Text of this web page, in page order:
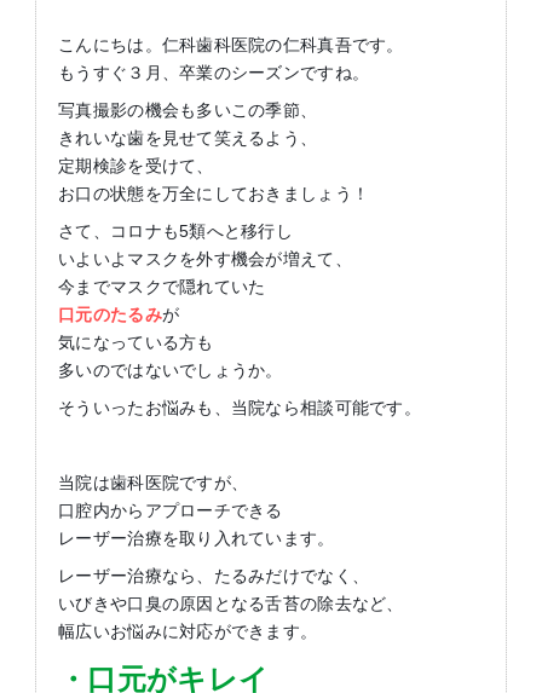
こんにちは。仁科歯科医院の仁科真吾です。
もうすぐ３月、卒業のシーズンですね。
写真撮影の機会も多いこの季節、
きれいな歯を見せて笑えるよう、
定期検診を受けて、
お口の状態を万全にしておきましょう！
さて、コロナも5類へと移行し
いよいよマスクを外す機会が増えて、
今までマスクで隠れていた
口元のたるみが
気になっている方も
多いのではないでしょうか。
そういったお悩みも、当院なら相談可能です。
当院は歯科医院ですが、
口腔内からアプローチできる
レーザー治療を取り入れています。
レーザー治療なら、たるみだけでなく、
いびきや口臭の原因となる舌苔の除去など、
幅広いお悩みに対応ができます。
・口元がキレイ